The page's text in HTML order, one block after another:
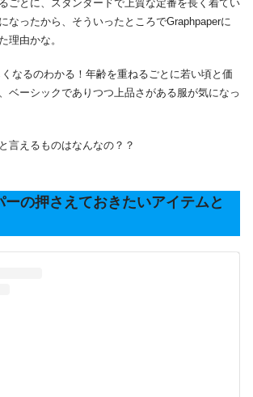
ごとに、スタンダードで上質な定番を長く着てい
なったから、そういったところでGraphpaperに
理由かな。
なるのわかる！年齢を重ねるごとに若い頃と価
ベーシックでありつつ上品さがある服が気になっ
言えるものはなんなの？？
ーの押さえておきたいアイテムと